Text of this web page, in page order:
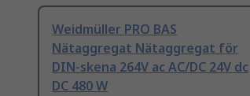
Weidmüller PRO BAS
Nätaggregat Nätaggregat för
DIN-skena 264V ac AC/DC 24V dc
DC 480 W